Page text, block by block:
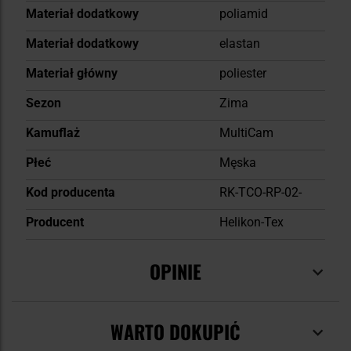
Materiał dodatkowy
poliamid
Materiał dodatkowy
elastan
Materiał główny
poliester
Sezon
Zima
Kamuflaż
MultiCam
Płeć
Męska
Kod producenta
RK-TCO-RP-02-
Producent
Helikon-Tex
OPINIE
WARTO DOKUPIĆ